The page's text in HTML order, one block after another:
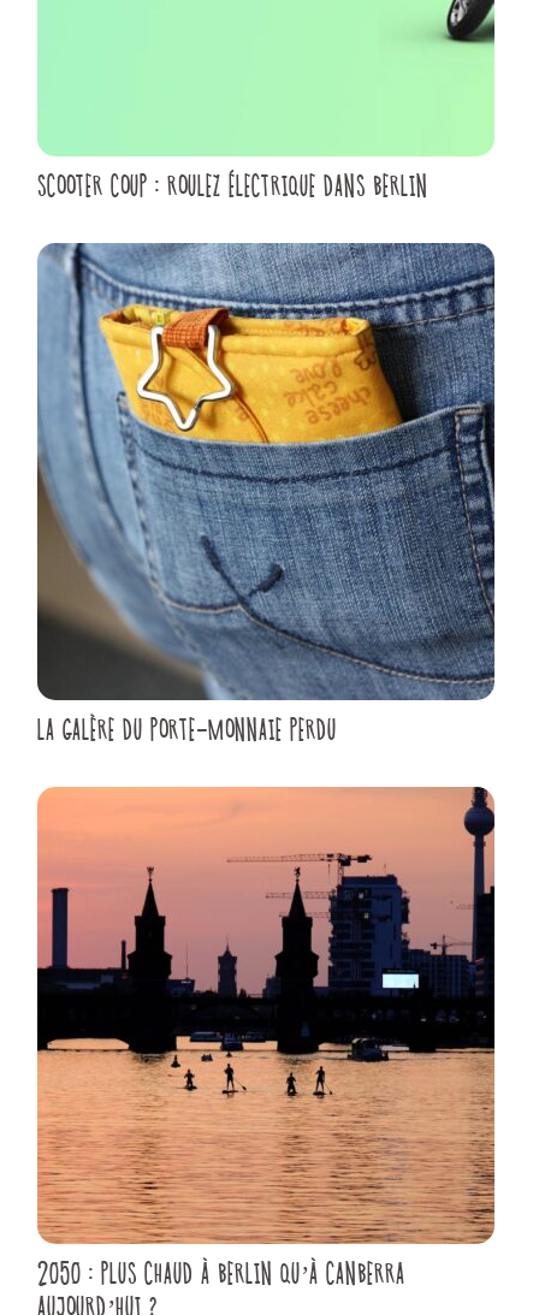
SCOOTER COUP : ROULEZ ÉLECTRIQUE DANS BERLIN
LA GALÈRE DU PORTE-MONNAIE PERDU
2050 : PLUS CHAUD À BERLIN QU’À CANBERRA